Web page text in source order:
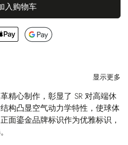
入购物车
显示更多
精心制作，彰显了 SR 对高端休
构凸显空气动力学特性，使球体
面鎏金品牌标识作为优雅标识，